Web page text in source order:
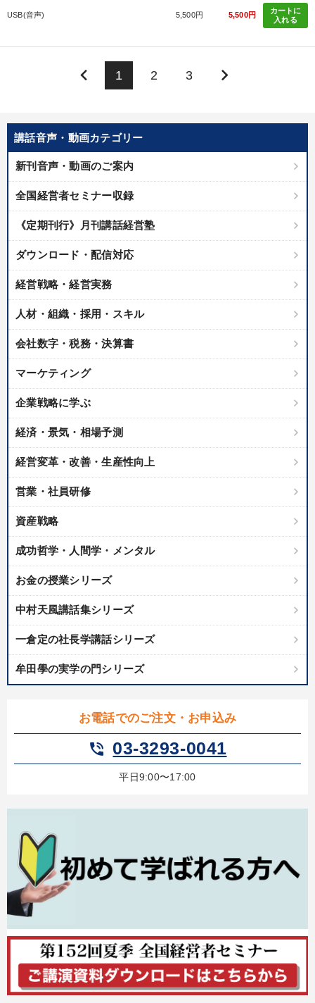
講話音声・動画カテゴリー
新刊音声・動画のご案内
全国経営者セミナー収録
《定期刊行》月刊講話経営塾
ダウンロード・配信対応
経営戦略・経営実務
人材・組織・採用・スキル
会社数字・税務・決算書
マーケティング
企業戦略に学ぶ
経済・景気・相場予測
経営変革・改善・生産性向上
営業・社員研修
資産戦略
成功哲学・人間学・メンタル
お金の授業シリーズ
中村天風講話集シリーズ
一倉定の社長学講話シリーズ
牟田學の実学の門シリーズ
お電話でのご注文・お申込み
phone_in_talk 03-3293-0041
平日9:00〜17:00
USB(音声) 5,500円 5,500円
カートに
入れる
keyboard_arrow_left 1 2 3 keyboard_arrow_right